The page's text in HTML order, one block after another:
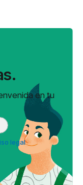
en tu
legal